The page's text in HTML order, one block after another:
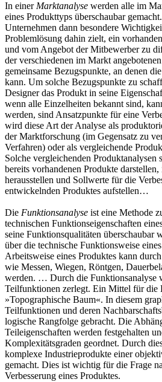
In einer Marktanalyse werden alle im
eines Produkttyps überschaubar
Unternehmen dann besondere
Problemlösung dahin zielt, ein
und vom Angebot der Mitbewerber zu
der verschiedenen im Markt
gemeinsame Bezugspunkte, an denen
kann. Um solche Bezugspunkte zu
Designer das Produkt in seine
wenn alle Einzelheiten bekannt sind,
werden, sind Ansatzpunkte für eine
wird diese Art der Analyse als
der Marktforschung (im Gegensatz zu
Verfahren) oder als vergleichende
Solche vergleichenden Produktanalysen
bereits vorhandenen Produkte
herausstellen und Sollwerte für die
entwickelnden Produktes aufstellen…
Die Funktionsanalyse ist eine Methode
technischen Funktionseigenschaften
seine Funktionsqualitäten überschaubar
über die technische Funktionsweise
Arbeitsweise eines Produktes kann
wie Messen, Wiegen, Röntgen,
werden. … Durch die Funktionsanalyse
Teilfunktionen zerlegt. Ein Mittel für die
»Topographische Baum«. In diesem
Teilfunktionen und deren
logische Rangfolge gebracht. Die
Teileigenschaften werden festgehalten
Komplexitätsgraden geordnet. Durch
komplexe Industrieprodukte einer
gemacht. Dies ist wichtig für die Frage
Verbesserung eines Produktes.